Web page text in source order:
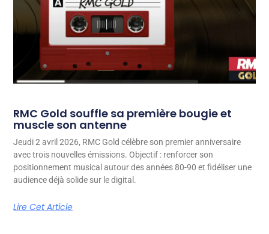
RMC Gold souffle sa première bougie et
muscle son antenne
Jeudi 2 avril 2026, RMC Gold célèbre son premier anniversaire
avec trois nouvelles émissions. Objectif : renforcer son
positionnement musical autour des années 80-90 et fidéliser une
audience déjà solide sur le digital.
Lire Cet Article